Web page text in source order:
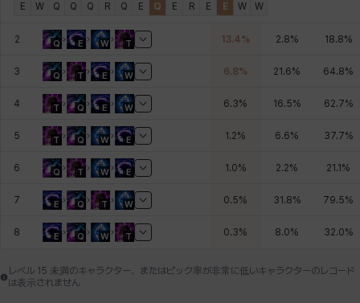
バニス バーバラ ヒスイ
ピオロ フィオラ
ヘイズ ヘジン ヘンリー
マーカス ミルカ ヤン ユスティナ ユミン ヨハン
E
W
Q
Q
Q
R
Q
E
Q
E
R
E
E
W
W
2 Q E W T 13.4% 2.8% 18.8%
3 Q T E W 6.8% 21.6% 64.8%
4 T Q E W 6.3% 16.5% 62.7%
5 T Q W E 1.2% 6.6% 37.7%
6 Q T W E 1.0% 2.2% 21.1 %
7 E Q T W 0.5% 31.8% 79.5%
8 E Q W T 0.3% 8.0% 32.0%
レベル 15 未満のキャラクター、またはピック率が非常に低いキャラクターのレコード
は表示されません